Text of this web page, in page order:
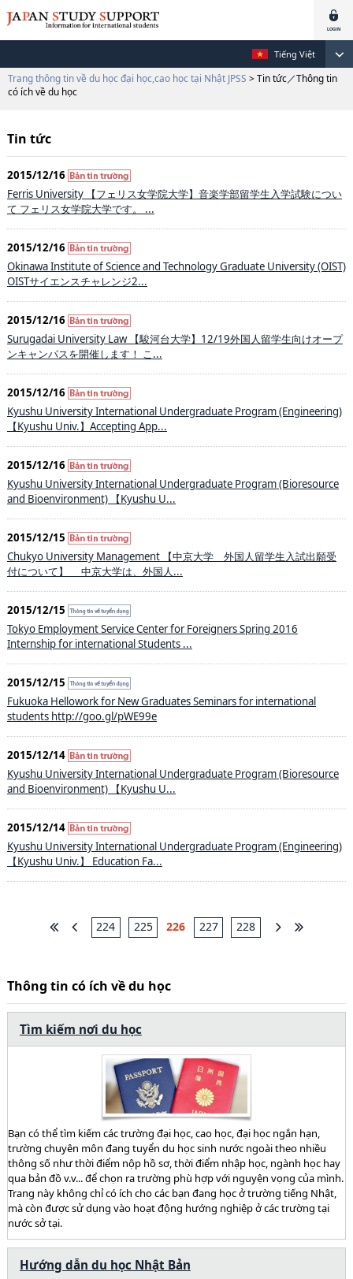
Tiếng Việt
Trang thông tin về du học đại học,cao học tại Nhật JPSS > Tin tức／Thông tin
có ích về du học
Tin tức
2015/12/16
Ferris University 【フェリス女学院大学】音楽学部留学生入学試験につい
て フェリス女学院大学です。 ...
2015/12/16
Okinawa Institute of Science and Technology Graduate University (OIST)
OISTサイエンスチャレンジ2...
2015/12/16
Surugadai University Law 【駿河台大学】12/19外国人留学生向けオープ
ンキャンパスを開催します！ こ...
2015/12/16
Kyushu University International Undergraduate Program (Engineering)
【Kyushu Univ.】Accepting App...
2015/12/16
Kyushu University International Undergraduate Program (Bioresource
and Bioenvironment) 【Kyushu U...
2015/12/15
Chukyo University Management 【中京大学 外国人留学生入試出願受
付について】 中京大学は、外国人...
2015/12/15
Tokyo Employment Service Center for Foreigners Spring 2016
Internship for international Students ...
2015/12/15
Fukuoka Hellowork for New Graduates Seminars for international
students http://goo.gl/pWE99e
2015/12/14
Kyushu University International Undergraduate Program (Bioresource
and Bioenvironment) 【Kyushu U...
2015/12/14
Kyushu University International Undergraduate Program (Engineering)
【Kyushu Univ.】 Education Fa...
224 225 226 227 228
Thông tin có ích về du học
Tìm kiếm nơi du học
Bạn có thể tìm kiếm các trường đại học, cao học, đại học ngắn hạn,
trường chuyên môn đang tuyển du học sinh nước ngoài theo nhiều
thông số như thời điểm nộp hồ sơ, thời điểm nhập học, ngành học hay
qua bản đồ v.v... để chọn ra trường phù hợp với nguyện vọng của mình.
Trang này không chỉ có ích cho các bạn đang học ở trường tiếng Nhật,
mà còn được sử dụng vào hoạt động hướng nghiệp ở các trường tại
nước sở tại.
Hướng dẫn du học Nhật Bản